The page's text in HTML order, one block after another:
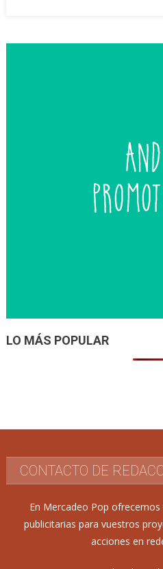
LO MÁS POPULAR
CONTACTO DE
En Mercadeo Pop
publicitarias para vuestros
acciones en